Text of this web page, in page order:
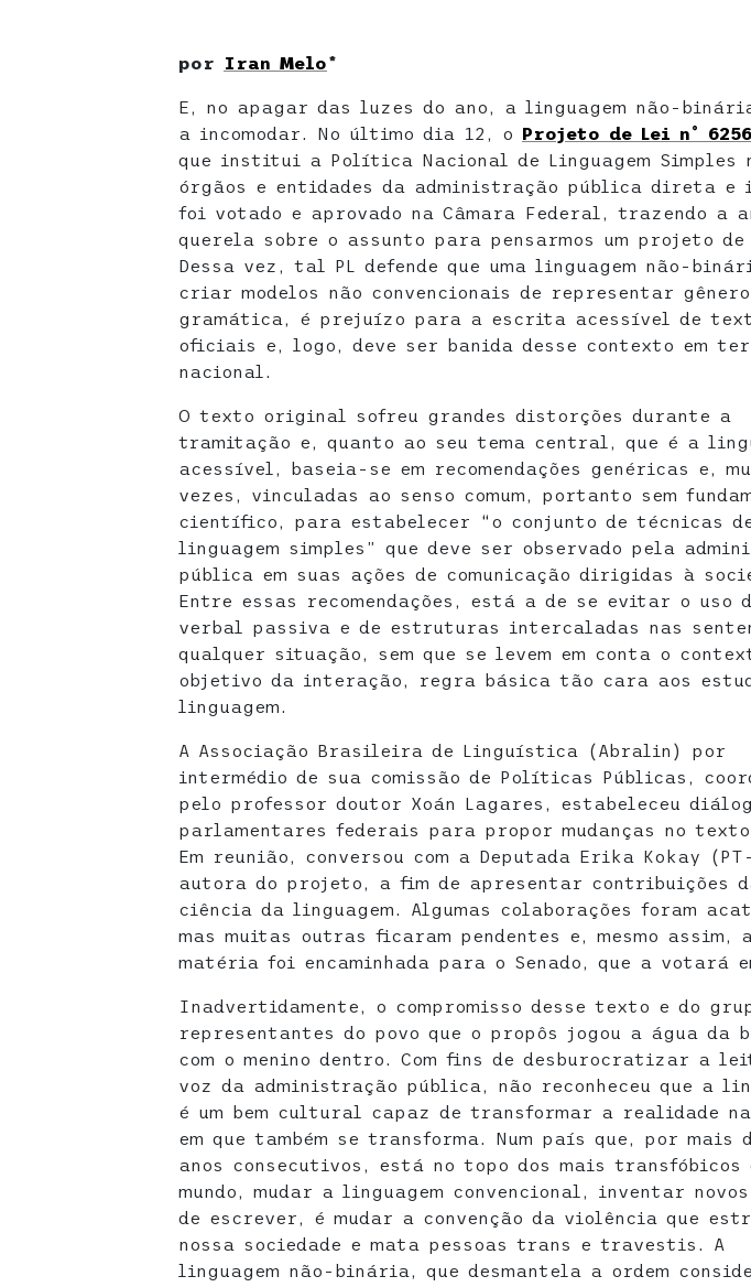
por Iran Melo*
E, no apagar das luzes do ano, a linguagem não-
a incomodar. No último dia 12, o Projeto de Lei nº
que institui a Política Nacional de Linguagem Simples
órgãos e entidades da administração pública direta e
foi votado e aprovado na Câmara Federal, trazendo a
querela sobre o assunto para pensarmos um projeto de
Dessa vez, tal PL defende que uma linguagem não-
criar modelos não convencionais de representar
gramática, é prejuízo para a escrita acessível de
oficiais e, logo, deve ser banida desse contexto em
nacional.
O texto original sofreu grandes distorções durante a
tramitação e, quanto ao seu tema central, que é a
acessível, baseia-se em recomendações genéricas e,
vezes, vinculadas ao senso comum, portanto sem
científico, para estabelecer “o conjunto de técnicas
linguagem simples” que deve ser observado pela
pública em suas ações de comunicação dirigidas à
Entre essas recomendações, está a de se evitar o uso
verbal passiva e de estruturas intercaladas nas
qualquer situação, sem que se levem em conta o
objetivo da interação, regra básica tão cara aos
linguagem.
A Associação Brasileira de Linguística (Abralin) por
intermédio de sua comissão de Políticas Públicas,
pelo professor doutor Xoán Lagares, estabeleceu
parlamentares federais para propor mudanças no texto
Em reunião, conversou com a Deputada Erika Kokay
autora do projeto, a fim de apresentar contribuições
ciência da linguagem. Algumas colaborações foram
mas muitas outras ficaram pendentes e, mesmo assim, a
matéria foi encaminhada para o Senado, que a votará
Inadvertidamente, o compromisso desse texto e do
representantes do povo que o propôs jogou a água da
com o menino dentro. Com fins de desburocratizar a
voz da administração pública, não reconheceu que a
é um bem cultural capaz de transformar a realidade na
em que também se transforma. Num país que, por mais
anos consecutivos, está no topo dos mais transfóbicos
mundo, mudar a linguagem convencional, inventar novos
de escrever, é mudar a convenção da violência que
nossa sociedade e mata pessoas trans e travestis. A
linguagem não-binária, que desmantela a ordem